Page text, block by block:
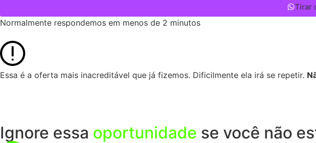
Tirar
Normalmente respondemos em menos de 2 minutos
Essa é a oferta mais inacreditável que já fizemos. Dificilmente ela irá se repetir.
Ignore essa oportunidade se você não